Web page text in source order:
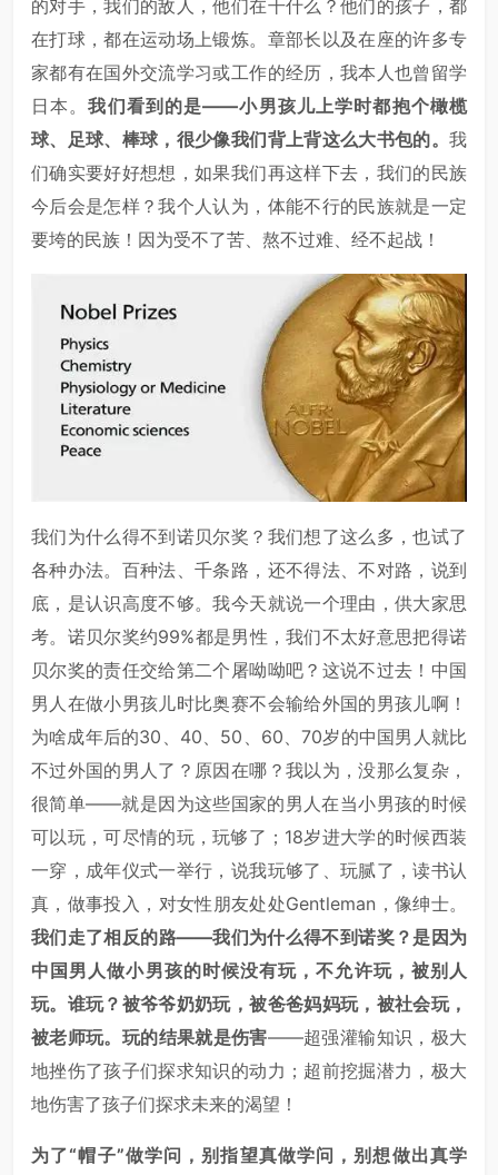
的对手，我们的敌人，他们在干什么？他们的孩子，都
在打球，都在运动场上锻炼。章部长以及在座的许多专
家都有在国外交流学习或工作的经历，我本人也曾留学
日本。我们看到的是——小男孩儿上学时都抱个橄榄
球、足球、棒球，很少像我们背上背这么大书包的。 我
们确实要好好想想，如果我们再这样下去，我们的民族
今后会是怎样？我个人认为，体能不行的民族就是一定
要垮的民族！因为受不了苦、熬不过难、经不起战！
我们为什么得不到诺贝尔奖？我们想了这么多，也试了
各种办法。百种法、千条路，还不得法、不对路，说到
底，是认识高度不够。我今天就说一个理由，供大家思
考。诺贝尔奖约99%都是男性，我们不太好意思把得诺
贝尔奖的责任交给第二个屠呦呦吧？这说不过去！中国
男人在做小男孩儿时比奥赛不会输给外国的男孩儿啊！
为啥成年后的30、40、50、60、70岁的中国男人就比
不过外国的男人了？原因在哪？我以为，没那么复杂，
很简单——就是因为这些国家的男人在当小男孩的时候
可以玩，可尽情的玩，玩够了；18岁进大学的时候西装
一穿，成年仪式一举行，说我玩够了、玩腻了，读书认
真，做事投入，对女性朋友处处Gentleman，像绅士。
我们走了相反的路——我们为什么得不到诺奖？是因为
中国男人做小男孩的时候没有玩，不允许玩，被别人
玩。谁玩？被爷爷奶奶玩，被爸爸妈妈玩，被社会玩，
被老师玩。玩的结果就是伤害——超强灌输知识，极大
地挫伤了孩子们探求知识的动力；超前挖掘潜力，极大
地伤害了孩子们探求未来的渴望！
为了“帽子”做学问，别指望真做学问，别想做出真学